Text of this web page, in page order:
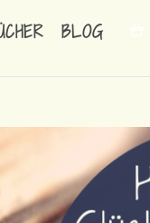
BLOG